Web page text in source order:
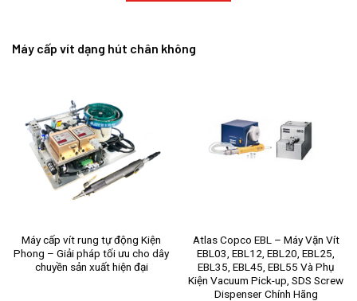
Máy cấp vít dạng hút chân không
Máy cấp vít rung tự động Kiện
Phong – Giải pháp tối ưu cho dây
chuyền sản xuất hiện đại
Atlas Copco EBL – Máy Vặn Vít
EBL03, EBL12, EBL20, EBL25,
EBL35, EBL45, EBL55 Và Phụ
Kiện Vacuum Pick-up, SDS Screw
Dispenser Chính Hãng